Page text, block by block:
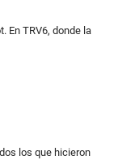
En TRV6, donde la
los que hicieron